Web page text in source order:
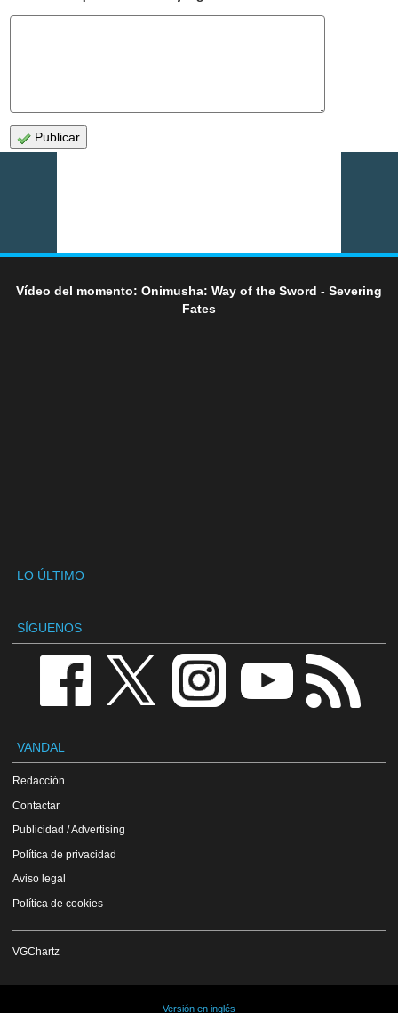
Publicar
Vídeo del momento: Onimusha: Way of the Sword - Severing
Fates
LO ÚLTIMO
SÍGUENOS
VANDAL
Redacción
Contactar
Publicidad / Advertising
Política de privacidad
Aviso legal
Política de cookies
VGChartz
Versión en inglés